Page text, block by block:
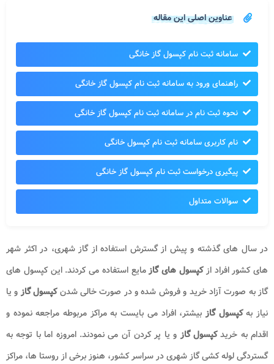
عناوین اصلی این مقاله
سامانه ثبت نام کپسول گاز خانگی
راهنمای ورود به سامانه ثبت نام کپسول گاز خانگی
نحوه ثبت نام در سامانه ثبت نام کپسول گاز خانگی
نام کاربری سامانه ثبت نام کپسول خانگی
پیگیری درخواست ثبت نام کپسول گاز خانگی
سوالات متداول
در سال های گذشته و پیش از گسترش استفاده از گاز شهری، در اکثر شهر
های کشور افراد ازکپسول های گازمایع استفاده می کردند. این کپسول های
گاز به صورت آزاد خرید و فروش شده و در صورت خالی شدنکپسول گازو یا
نیاز بهکپسول گازبیشتر، افراد می بایست به مراکز مربوطه مراجعه نموده و
اقدام به خریدکپسول گاز و یا پر کردن آن می نمودند. امروزه اما با توجه به
گستردگی لوله کشی گاز شهری در سراسر کشور، هنوز برخی از روستا ها، مراکز